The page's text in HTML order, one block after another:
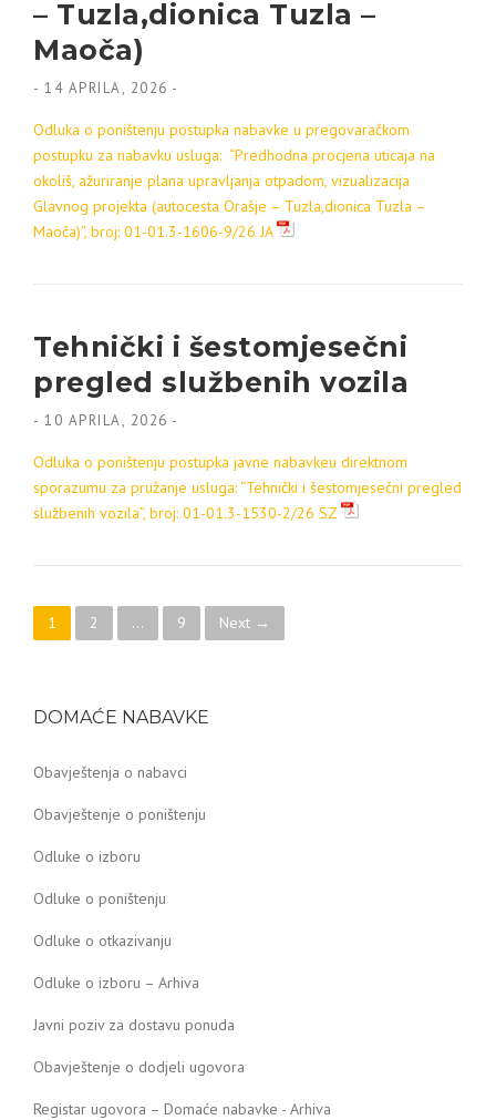
– Tuzla,dionica Tuzla –
Maoča)
- 14 APRILA, 2026 -
Odluka o poništenju postupka nabavke u pregovaračkom
postupku za nabavku usluga: “Predhodna procjena uticaja na
okoliš, ažuriranje plana upravljanja otpadom, vizualizacija
Glavnog projekta (autocesta Orašje – Tuzla,dionica Tuzla –
Maoča)”, broj: 01-01.3-1606-9/26 JA
Tehnički i šestomjesečni
pregled službenih vozila
- 10 APRILA, 2026 -
Odluka o poništenju postupka javne nabavkeu direktnom
sporazumu za pružanje usluga: “Tehnički i šestomjesečni pregled
službenih vozila”, broj: 01-01.3-1530-2/26 SZ
Posts navigation
1 2 … 9 Next →
DOMAĆE NABAVKE
Obavještenja o nabavci
Obavještenje o poništenju
Odluke o izboru
Odluke o poništenju
Odluke o otkazivanju
Odluke o izboru – Arhiva
Javni poziv za dostavu ponuda
Obavještenje o dodjeli ugovora
Registar ugovora – Domaće nabavke - Arhiva